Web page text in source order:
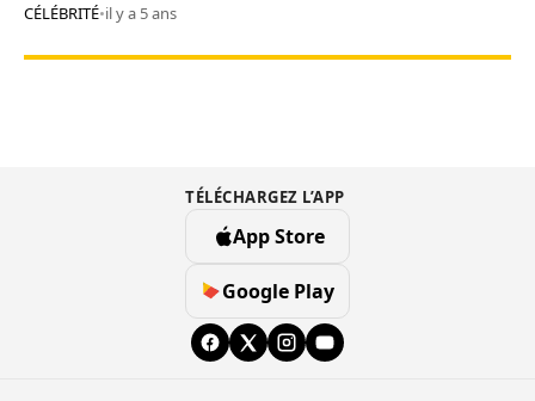
CÉLÉBRITÉ•il y a 5 ans
TÉLÉCHARGEZ L’APP
App Store
Google Play